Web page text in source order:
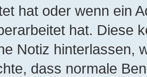
hat oder wenn ein
hat. Diese
Notiz hinterlassen,
dass normale